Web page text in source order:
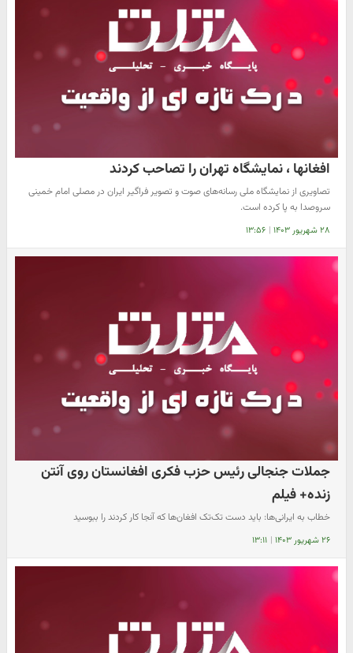
افغانها ، نمایشگاه تهران را تصاحب کردند
تصاویری از نمایشگاه ملی رسانه‌های صوت و تصویر فراگیر ایران در مصلی امام خمینی
سروصدا به پا کرده است.
۲۸ شهریور ۱۴۰۳ | ۱۳:۵۶
جملات جنجالی رئیس حزب فکری افغانستان روی آنتن
زنده+ فیلم
خطاب به ایرانی‌ها: باید دست تک‌تک افغان‌ها که آنجا کار کردند را ببوسید
۲۶ شهریور ۱۴۰۳ | ۱۳:۱۱